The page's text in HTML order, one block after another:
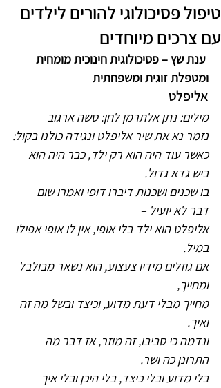
טיפול פסיכולוגי להורים לילדים
עם צרכים מיוחדים
ענת שץ – פסיכולוגית חינוכית מומחית
ומטפלת זוגית ומשפחתית
אליפלט
מילים: נתן אלתרמן לחן: סשה ארגוב
נזמר נא את שיר אליפלט ונגידה כולנו בקול:
כאשר עוד היה הוא רק ילד, כבר היה הוא
ביש גדא גדול.
בו שכנים ושכנות דיברו דופי ואמרו שום
דבר לא יועיל –
אליפלט הוא ילד בלי אופי, אין לו אופי אפילו
במיל.
אם גוזלים מידיו צעצוע, הוא נשאר מבולבל
ומחייך,
מחייך מבלי דעת מדוע, וכיצד ובשל מה זה
ואיך.
ונדמה כי סביבו, זה מוזר, אז דבר מה
התרונן כה ושר.
בלי מדוע ובלי כיצד, בלי היכן ובלי איך